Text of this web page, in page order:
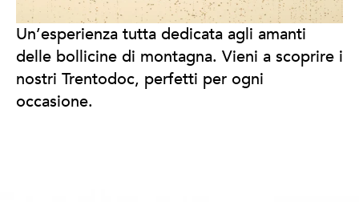
Un’esperienza tutta dedicata agli amanti
delle bollicine di montagna. Vieni a scoprire i
nostri Trentodoc, perfetti per ogni
occasione.